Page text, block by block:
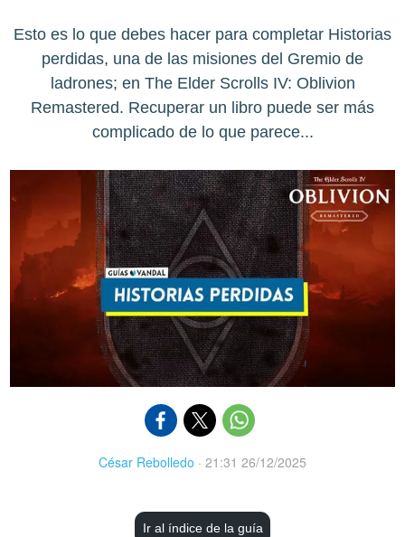
Esto es lo que debes hacer para completar Historias
perdidas, una de las misiones del Gremio de
ladrones; en The Elder Scrolls IV: Oblivion
Remastered. Recuperar un libro puede ser más
complicado de lo que parece...
César Rebolledo · 21:31 26/12/2025
Ir al índice de la guía